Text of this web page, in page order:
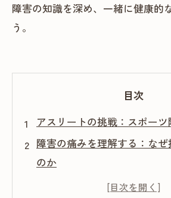
障害の知識を深め、一緒に健康的
う。
目次
アスリートの挑戦：スポー
障害の痛みを理解する：な
のか
専門的施術の力：どのように